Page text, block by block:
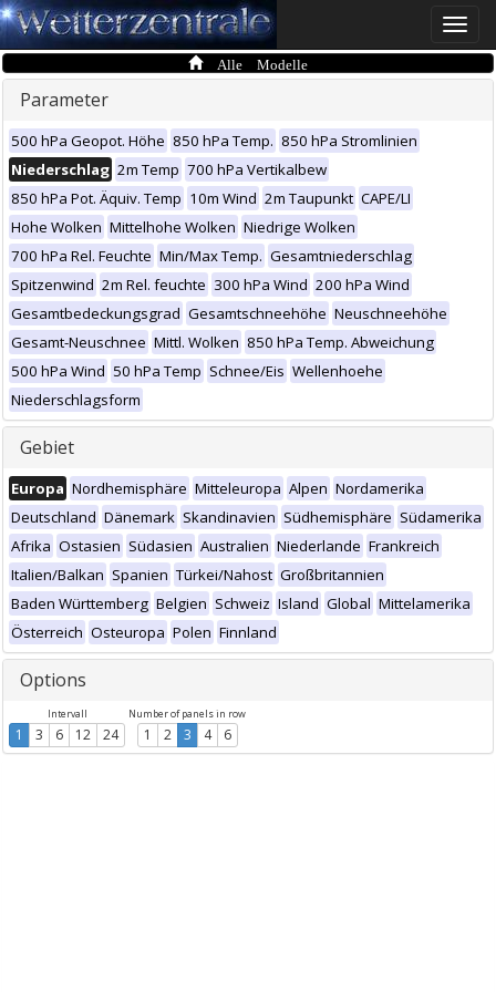
Toggle
Alle Modelle
Parameter
500 hPa Geopot. Höhe 850 hPa Temp. 850 hPa Stromlinien
Niederschlag 2m Temp 700 hPa Vertikalbew
850 hPa Pot. Äquiv. Temp 10m Wind 2m Taupunkt CAPE/LI
Hohe Wolken Mittelhohe Wolken Niedrige Wolken
700 hPa Rel. Feuchte Min/Max Temp. Gesamtniederschlag
Spitzenwind 2m Rel. feuchte 300 hPa Wind 200 hPa Wind
Gesamtbedeckungsgrad Gesamtschneehöhe Neuschneehöhe
Gesamt-Neuschnee Mittl. Wolken 850 hPa Temp. Abweichung
500 hPa Wind 50 hPa Temp Schnee/Eis Wellenhoehe
Niederschlagsform
Gebiet
Europa Nordhemisphäre Mitteleuropa Alpen Nordamerika
Deutschland Dänemark Skandinavien Südhemisphäre Südamerika
Afrika Ostasien Südasien Australien Niederlande Frankreich
Italien/Balkan Spanien Türkei/Nahost Großbritannien
Baden Württemberg Belgien Schweiz Island Global Mittelamerika
Österreich Osteuropa Polen Finnland
Options
Intervall
1 3 6 12 24
Number of panels in row
1 2 3 4 6